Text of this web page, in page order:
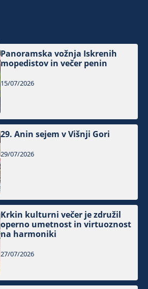
Panoramska vožnja Iskrenih
mopedistov in večer penin
15/07/2026
29. Anin sejem v Višnji Gori
29/07/2026
Krkin kulturni večer je združil
operno umetnost in virtuoznost
na harmoniki
27/07/2026